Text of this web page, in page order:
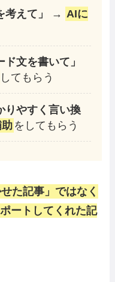
えて」 → AIに
ド文を書いて」
してもらう
りやすく言い換
助 をしてもらう
せた記事」ではなく
ートしてくれた記